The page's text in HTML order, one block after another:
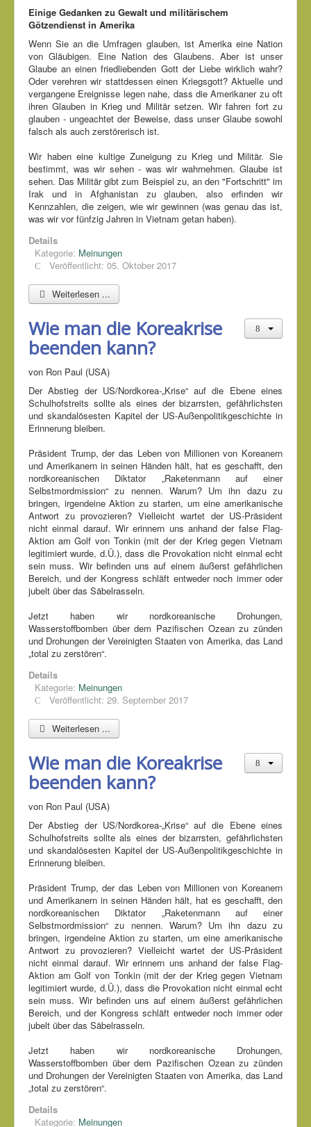
Einige Gedanken zu Gewalt und militärischem
Götzendienst in Amerika
Wenn Sie an die Umfragen glauben, ist Amerika eine Nation
von Gläubigen. Eine Nation des Glaubens. Aber ist unser
Glaube an einen friedliebenden Gott der Liebe wirklich wahr?
Oder verehren wir stattdessen einen Kriegsgott? Aktuelle und
vergangene Ereignisse legen nahe, dass die Amerikaner zu oft
ihren Glauben in Krieg und Militär setzen. Wir fahren fort zu
glauben - ungeachtet der Beweise, dass unser Glaube sowohl
falsch als auch zerstörerisch ist.
Wir haben eine kultige Zuneigung zu Krieg und Militär. Sie
bestimmt, was wir sehen - was wir wahrnehmen. Glaube ist
sehen. Das Militär gibt zum Beispiel zu, an den "Fortschritt" im
Irak und in Afghanistan zu glauben, also erfinden wir
Kennzahlen, die zeigen, wie wir gewinnen (was genau das ist,
was wir vor fünfzig Jahren in Vietnam getan haben).
Details
Kategorie: Meinungen
Veröffentlicht: 05. Oktober 2017
Weiterlesen ...
Wie man die Koreakrise
beenden kann?
von Ron Paul (USA)
Der Abstieg der US/Nordkorea-„Krise“ auf die Ebene eines
Schulhofstreits sollte als eines der bizarrsten, gefährlichsten
und skandalösesten Kapitel der US-Außenpolitikgeschichte in
Erinnerung bleiben.
Präsident Trump, der das Leben von Millionen von Koreanern
und Amerikanern in seinen Händen hält, hat es geschafft, den
nordkoreanischen Diktator „Raketenmann auf einer
Selbstmordmission“ zu nennen. Warum? Um ihn dazu zu
bringen, irgendeine Aktion zu starten, um eine amerikanische
Antwort zu provozieren? Vielleicht wartet der US-Präsident
nicht einmal darauf. Wir erinnern uns anhand der false Flag-
Aktion am Golf von Tonkin (mit der der Krieg gegen Vietnam
legitimiert wurde, d.Ü.), dass die Provokation nicht einmal echt
sein muss. Wir befinden uns auf einem äußerst gefährlichen
Bereich, und der Kongress schläft entweder noch immer oder
jubelt über das Säbelrasseln.
Jetzt haben wir nordkoreanische Drohungen,
Wasserstoffbomben über dem Pazifischen Ozean zu zünden
und Drohungen der Vereinigten Staaten von Amerika, das Land
„total zu zerstören“.
Details
Kategorie: Meinungen
Veröffentlicht: 29. September 2017
Weiterlesen ...
Wie man die Koreakrise
beenden kann?
von Ron Paul (USA)
Der Abstieg der US/Nordkorea-„Krise“ auf die Ebene eines
Schulhofstreits sollte als eines der bizarrsten, gefährlichsten
und skandalösesten Kapitel der US-Außenpolitikgeschichte in
Erinnerung bleiben.
Präsident Trump, der das Leben von Millionen von Koreanern
und Amerikanern in seinen Händen hält, hat es geschafft, den
nordkoreanischen Diktator „Raketenmann auf einer
Selbstmordmission“ zu nennen. Warum? Um ihn dazu zu
bringen, irgendeine Aktion zu starten, um eine amerikanische
Antwort zu provozieren? Vielleicht wartet der US-Präsident
nicht einmal darauf. Wir erinnern uns anhand der false Flag-
Aktion am Golf von Tonkin (mit der der Krieg gegen Vietnam
legitimiert wurde, d.Ü.), dass die Provokation nicht einmal echt
sein muss. Wir befinden uns auf einem äußerst gefährlichen
Bereich, und der Kongress schläft entweder noch immer oder
jubelt über das Säbelrasseln.
Jetzt haben wir nordkoreanische Drohungen,
Wasserstoffbomben über dem Pazifischen Ozean zu zünden
und Drohungen der Vereinigten Staaten von Amerika, das Land
„total zu zerstören“.
Details
Kategorie: Meinungen